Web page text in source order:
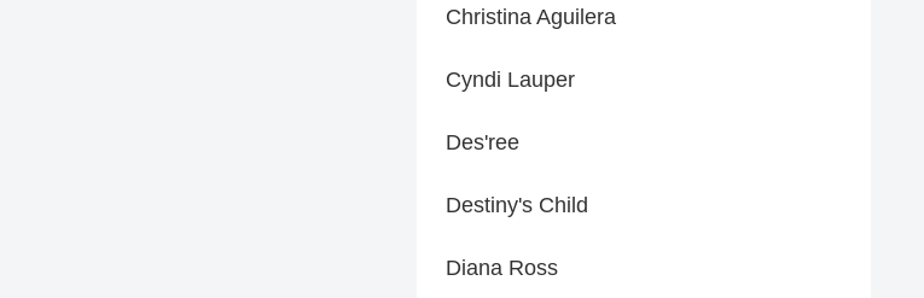
Christina Aguilera
Cyndi Lauper
Des'ree
Destiny's Child
Diana Ross